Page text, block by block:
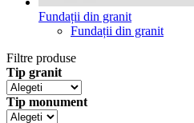
Fundații din granit
Fundații din granit
Filtre produse
Tip granit
Tip monument